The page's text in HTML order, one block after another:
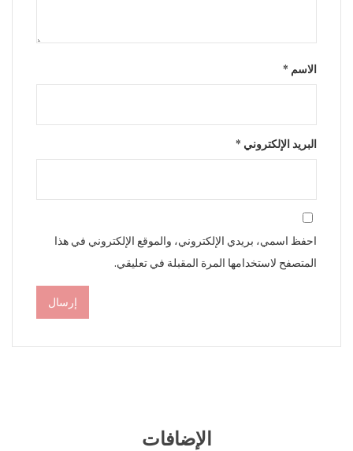
الاسم *
البريد الإلكتروني *
احفظ اسمي، بريدي الإلكتروني، والموقع الإلكتروني في هذا
المتصفح لاستخدامها المرة المقبلة في تعليقي.
الإضافات